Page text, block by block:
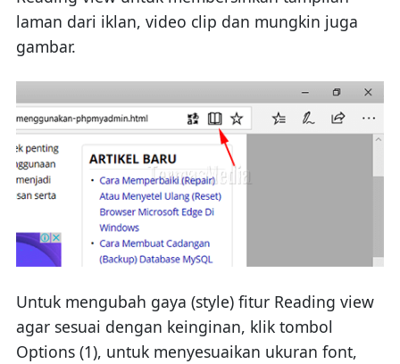
laman dari iklan, video clip dan mungkin juga
gambar.
Untuk mengubah gaya (style) fitur Reading view
agar sesuai dengan keinginan, klik tombol
Options (1), untuk menyesuaikan ukuran font,